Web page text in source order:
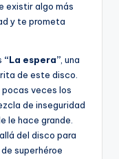
existir algo más
y te prometa
“La espera” , una
de este disco.
veces los
de inseguridad
le hace grande.
del disco para
superhéroe